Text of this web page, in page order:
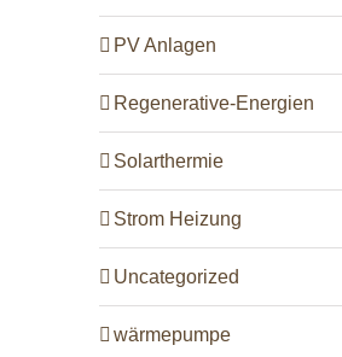
PV Anlagen
Regenerative-Energien
Solarthermie
Strom Heizung
Uncategorized
wärmepumpe